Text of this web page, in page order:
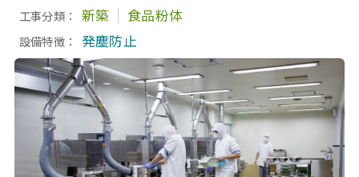
工事分類： 新築 食品粉体
設備特徴： 発塵防止